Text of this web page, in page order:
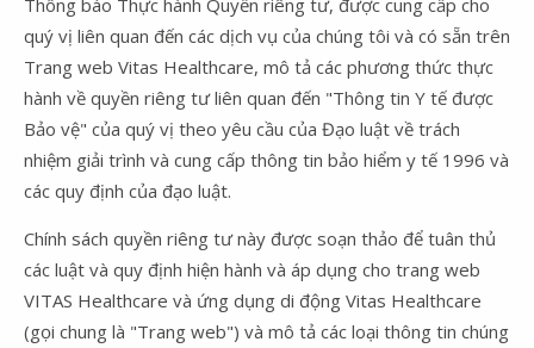
quý vị liên quan đến các dịch vụ của chúng tôi và có sẵn trên
Trang web Vitas Healthcare, mô tả các phương thức thực
hành về quyền riêng tư liên quan đến "Thông tin Y tế được
Bảo vệ" của quý vị theo yêu cầu của Đạo luật về trách
nhiệm giải trình và cung cấp thông tin bảo hiểm y tế 1996 và
các quy định của đạo luật.
Chính sách quyền riêng tư này được soạn thảo để tuân thủ
các luật và quy định hiện hành và áp dụng cho trang web
VITAS Healthcare và ứng dụng di động Vitas Healthcare
(gọi chung là "Trang web") và mô tả các loại thông tin chúng